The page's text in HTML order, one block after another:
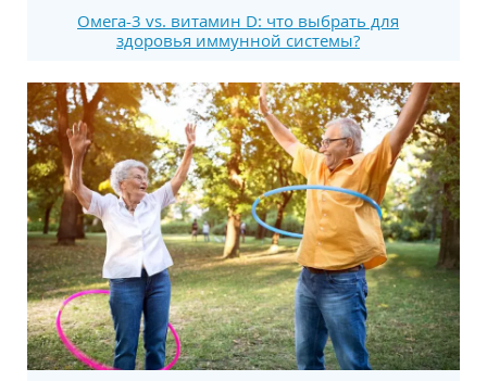
Омега-3 vs. витамин D: что выбрать для
здоровья иммунной системы?